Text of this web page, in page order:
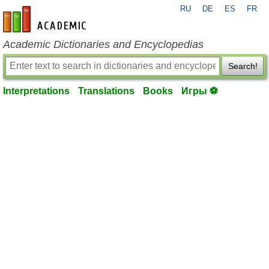
en-academic.com
RU DE ES FR
Academic Dictionaries and Encyclopedias
Search!
Interpretations Translations Books Игры ⚽